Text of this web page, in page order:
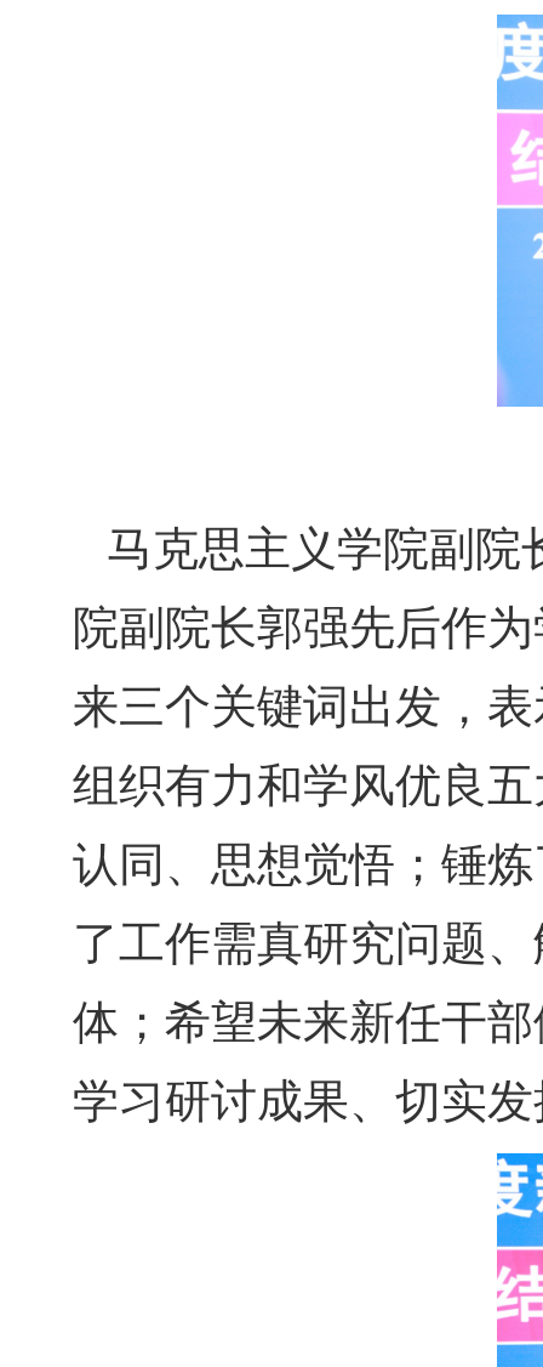
马克思主义学院副院
院副院长郭强先后作
来三个关键词出发，
组织有力和学风优良
认同、思想觉悟；锤
了工作需真研究问题
体；希望未来新任干
学习研讨成果、切实